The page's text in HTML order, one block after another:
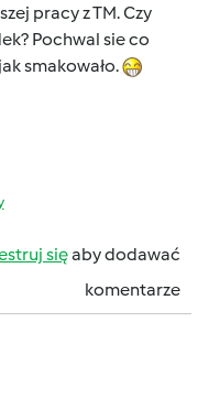
pracy z TM. Czy
Pochwal sie co
smakowało.
sięaby dodawać
komentarze